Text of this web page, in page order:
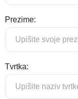
Prezime:
Tvrtka: